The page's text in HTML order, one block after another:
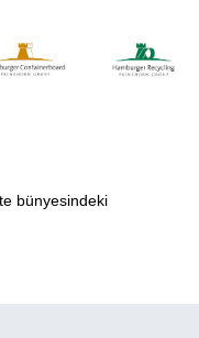
bünyesindeki(mevcut